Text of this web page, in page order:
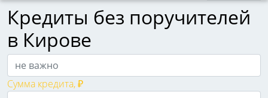
Кредиты без поручителей
в Кирове
Сумма кредита, ₽